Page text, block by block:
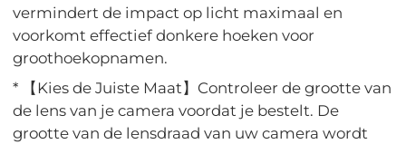
vermindert de impact op licht maximaal en
voorkomt effectief donkere hoeken voor
groothoekopnamen.
* 【Kies de Juiste Maat】Controleer de grootte van
de lens van je camera voordat je bestelt. De
grootte van de lensdraad van uw camera wordt